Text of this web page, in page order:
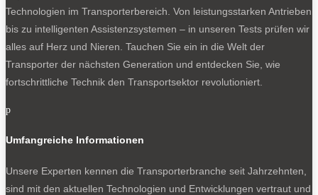
Technologien im Transporterbereich. Von leistungsstarken Antrieben
bis zu intelligenten Assistenzsystemen – in unseren Tests prüfen wir
alles auf Herz und Nieren. Tauchen Sie ein in die Welt der
Transporter der nächsten Generation und entdecken Sie, wie
fortschrittliche Technik den Transportsektor revolutioniert.
p
Umfangreiche Informationen
Unsere Experten kennen die Transporterbranche seit Jahrzehnten,
sind mit den aktuellen Technologien und Entwicklungen vertraut und